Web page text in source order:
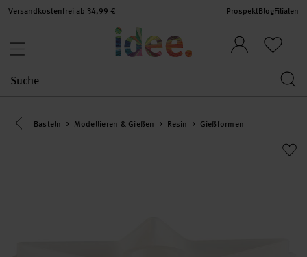
Versandkostenfrei ab 34,99 € ProspektBlogFilialen
Eine Kategorie zurück navigieren
Basteln Modellieren & Gießen Resin Gießformen